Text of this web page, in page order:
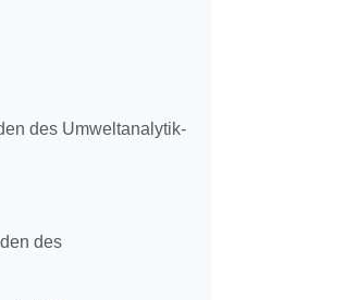
des Umweltanalytik-
des